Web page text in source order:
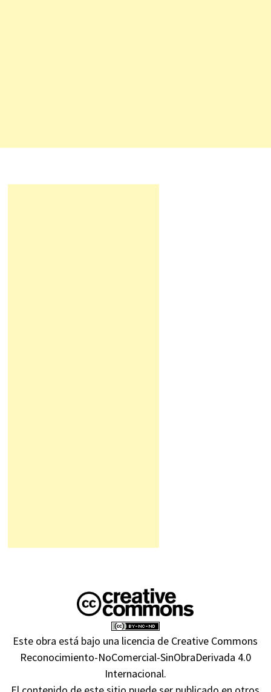
Este obra está bajo una licencia de Creative Commons
Reconocimiento-NoComercial-SinObraDerivada 4.0
Internacional.